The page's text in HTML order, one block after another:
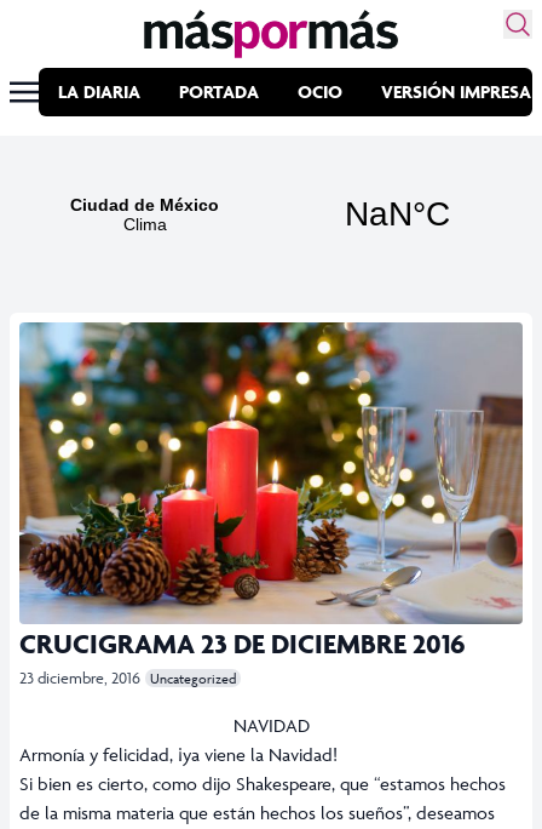
LA DIARIA PORTADA OCIO VERSIÓN IMPRESA
CRUCIGRAMA 23 DE DICIEMBRE 2016
23 diciembre, 2016 Uncategorized
NAVIDAD
Armonía y felicidad, ¡ya viene la Navidad!
Si bien es cierto, como dijo Shakespeare, que “estamos hechos
de la misma materia que están hechos los sueños”, deseamos